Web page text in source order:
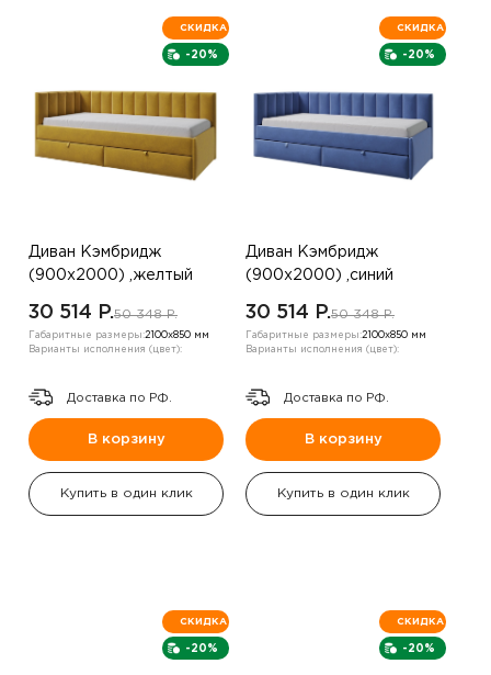
-20%
СКИДКА
Диван Кэмбридж
(900х2000) ,желтый
30 514 P.50 348 P.
Габаритные размеры:2100х850 мм
Варианты исполнения (цвет):
Доставка по РФ.
В корзину
Купить в один клик
-20%
СКИДКА
Диван Кэмбридж
(900х2000) ,синий
30 514 P.50 348 P.
Габаритные размеры:2100х850 мм
Варианты исполнения (цвет):
Доставка по РФ.
В корзину
Купить в один клик
-20%
СКИДКА
-20%
СКИДКА